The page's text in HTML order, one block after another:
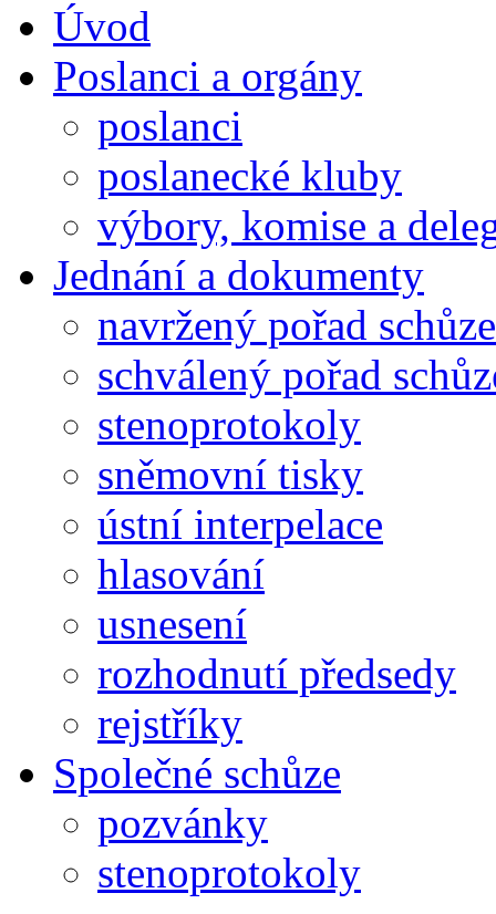
Úvod
Poslanci a orgány
poslanci
poslanecké kluby
výbory, komise a
Jednání a dokumenty
navržený pořad schůze
schválený pořad
stenoprotokoly
sněmovní tisky
ústní interpelace
hlasování
usnesení
rozhodnutí předsedy
rejstříky
Společné schůze
pozvánky
stenoprotokoly